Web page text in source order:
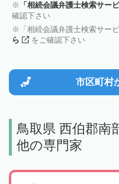
「相続会議弁護士検索サー
確認下さい
「相続会議弁護士検索サー
ら
をご確認下さい
市区町村
鳥取県 西伯郡南
他の専門家